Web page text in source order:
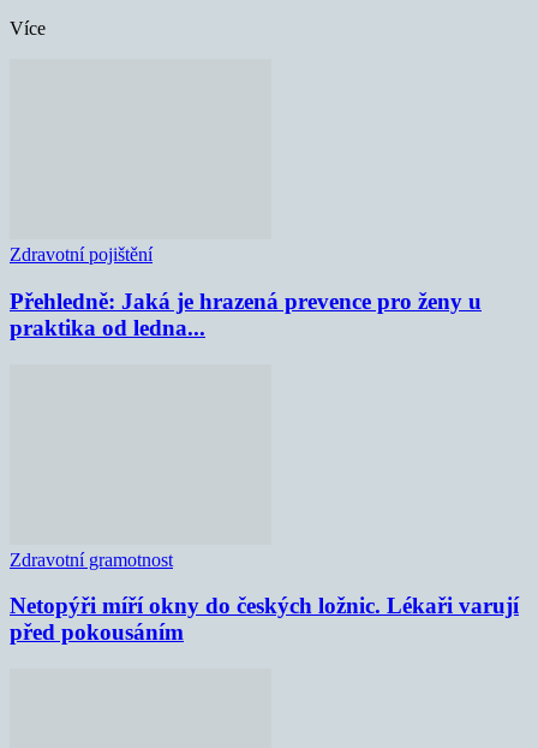
Více
Zdravotní pojištění
Přehledně: Jaká je hrazená prevence pro ženy u
praktika od ledna...
Zdravotní gramotnost
Netopýři míří okny do českých ložnic. Lékaři varují
před pokousáním